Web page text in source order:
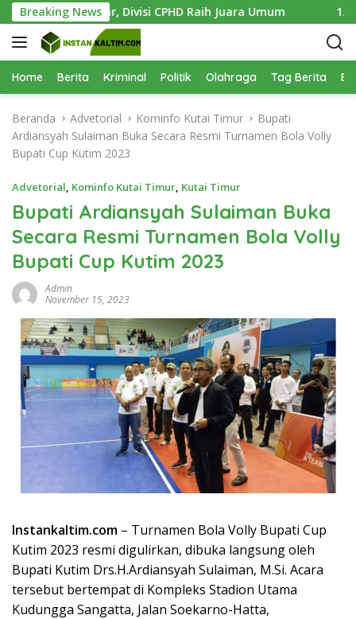
a
g
u
Breaking News
Digelar, Divisi CPHD Raih Juara Umum 1.000
Home Berita Kriminal Politik Olahraga Tag Berita
Beranda Advetorial Kominfo Kutai Timur
Bupati
Ardiansyah Sulaiman Buka Secara Resmi Turnamen Bola Volly
Bupati Cup Kutim 2023
Advetorial, Kominfo Kutai Timur, Kutai Timur
Bupati Ardiansyah Sulaiman Buka
Secara Resmi Turnamen Bola Volly
Bupati Cup Kutim 2023
Admin
November 15, 2023
Instankaltim.com – Turnamen Bola Volly Bupati Cup
Kutim 2023 resmi digulirkan, dibuka langsung oleh
Bupati Kutim Drs.H.Ardiansyah Sulaiman, M.Si. Acara
tersebut bertempat di Kompleks Stadion Utama
Kudungga Sangatta, Jalan Soekarno-Hatta,